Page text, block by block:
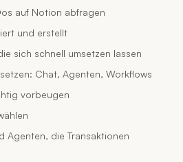
auf Notion abfragen
und erstellt
sich schnell umsetzen lassen
Chat, Agenten, Workflows
vorbeugen
Agenten, die Transaktionen